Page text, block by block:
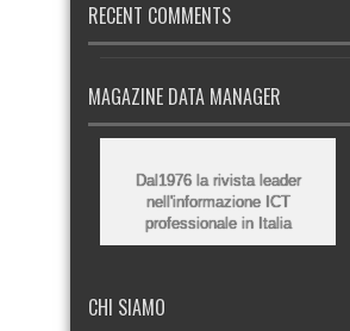
RECENT COMMENTS
MAGAZINE DATA MANAGER
Dal1976 la rivista leader
nell'informazione ICT
professionale in Italia
CHI SIAMO